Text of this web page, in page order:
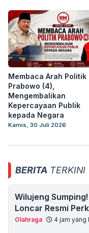
Membaca Arah Politik
Prabowo (4),
Mengembalikan
Kepercayaan Publik
kepada Negara
Kamis, 30 Juli 2026
BERITA TERKINI
Wilujeng
Loncar Resmi
Olahraga 4 jam yang